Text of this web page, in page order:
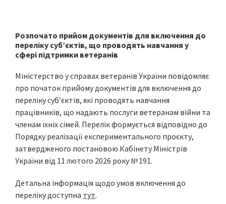
Розпочато прийом документів для включення до
переліку суб’єктів, що проводять навчання у
сфері підтримки ветеранів
Міністерство у справах ветеранів України повідомляє
про початок прийому документів для включення до
переліку суб’єктів, які проводять навчання
працівників, що надають послуги ветеранам війни та
членам їхніх сімей. Перелік формується відповідно до
Порядку реалізації експериментального проєкту,
затвердженого постановою Кабінету Міністрів
України від 11 лютого 2026 року № 191.
Детальна інформація щодо умов включення до
переліку доступна тут.